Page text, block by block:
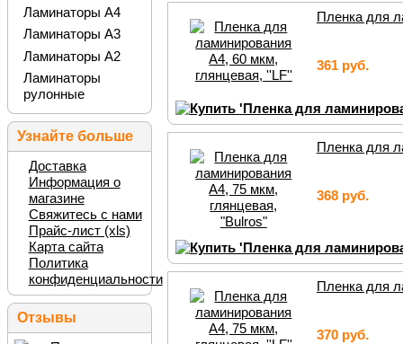
Пленка для
361 руб.
Пленка для
368 руб.
Пленка для
370 руб.
Ламинаторы А4
Ламинаторы А3
Ламинаторы А2
Ламинаторы
рулонные
Узнайте больше
Доставка
Информация о
магазине
Свяжитесь с нами
Прайс-лист (xls)
Карта сайта
Политика
конфиденциальности
Отзывы